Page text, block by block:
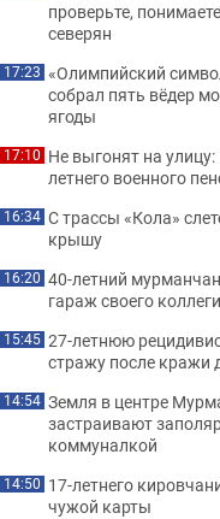
проверьте,
северян
17:23 «Олимпийский
собрал пять вёдер
ягоды
17:10 Не выгонят на
летнего военного
16:34 С трассы «Кола»
крышу
16:20 40-летний
гараж своего коллеги
15:45 27-летнюю
стражу после кражи
14:54 Земля в центре
застраивают
коммуналкой
14:50 17-летнего
чужой карты